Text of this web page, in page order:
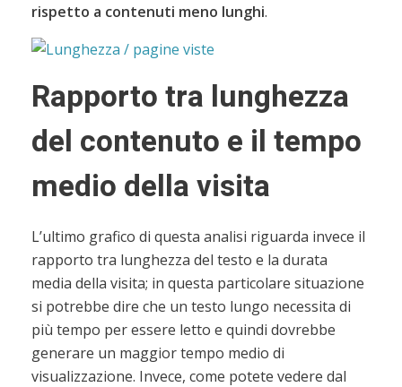
rispetto a contenuti meno lunghi.
Rapporto tra lunghezza
del contenuto e il tempo
medio della visita
L’ultimo grafico di questa analisi riguarda invece il
rapporto tra lunghezza del testo e la durata
media della visita; in questa particolare situazione
si potrebbe dire che un testo lungo necessita di
più tempo per essere letto e quindi dovrebbe
generare un maggior tempo medio di
visualizzazione. Invece, come potete vedere dal